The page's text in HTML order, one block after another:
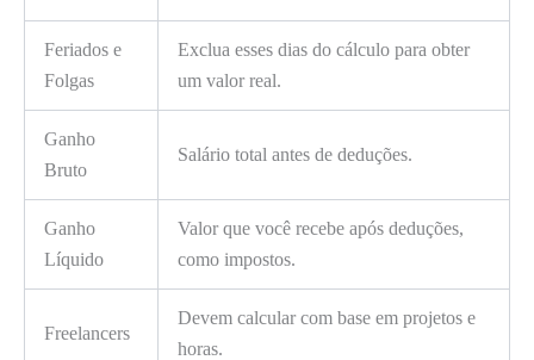
Feriados e
Folgas
Exclua esses dias do cálculo para obter
um valor real.
Ganho
Bruto
Salário total antes de deduções.
Ganho
Líquido
Valor que você recebe após deduções,
como impostos.
Freelancers
Devem calcular com base em projetos e
horas.